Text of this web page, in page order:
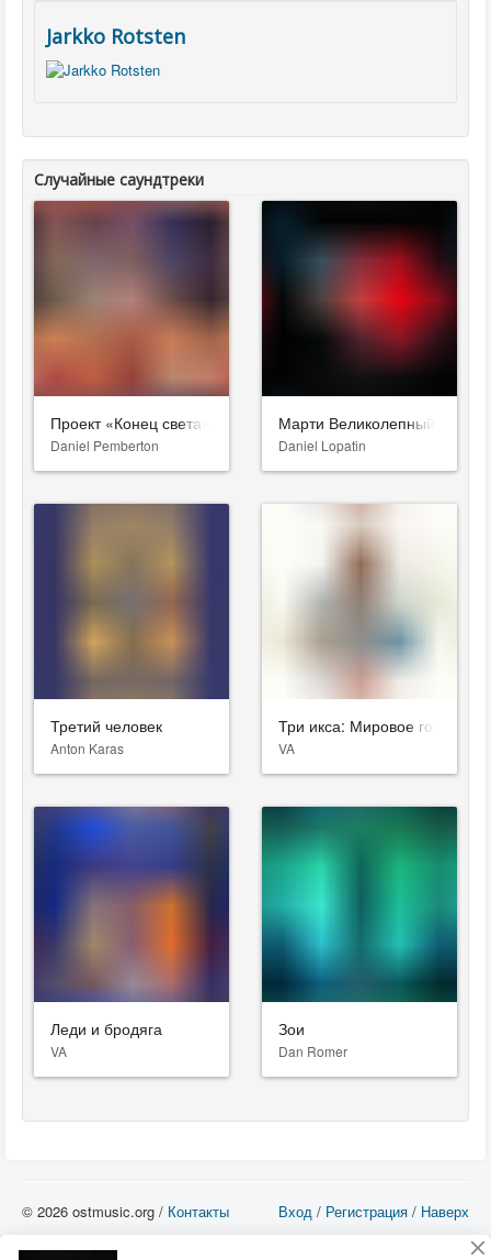
Jarkko Rotsten
Случайные саундтреки
Проект «Конец света»
Daniel Pemberton
Марти Великолепный
Daniel Lopatin
Третий человек
Anton Karas
Три икса: Мировое
VA
Леди и бродяга
VA
Зои
Dan Romer
Вход / Регистрация / Наверх
© 2026 ostmusic.org / Контакты